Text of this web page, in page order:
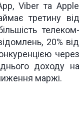
Viber та Apple
третину від
телеком-
20% від
через
доходу на
маржі.